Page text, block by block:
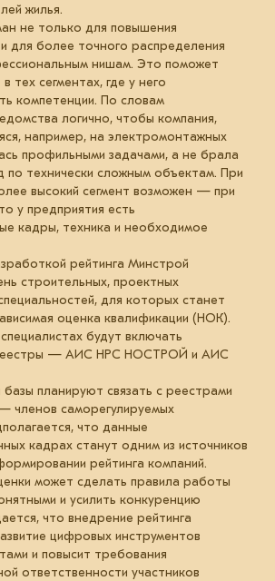
жилья.
не только для повышения
для более точного распределения
нишам. Это поможет
тех сегментах, где у него
компетенции. По словам
логично, чтобы компания,
например, на электромонтажных
профильными задачами, а не брала
по технически сложным объектам. При
высокий сегмент возможен — при
у предприятия есть
кадры, техника и необходимое
рейтинга Минстрой
строительных, проектных
для которых станет
оценка квалификации (НОК).
будут включать
— АИС НРС НОСТРОЙ и АИС
планируют связать с реестрами
членов саморегулируемых
что данные
кадрах станут одним из источников
рейтинга компаний.
может сделать правила работы
и усилить конкуренцию
что внедрение рейтинга
цифровых инструментов
и повысит требования
ответственности участников